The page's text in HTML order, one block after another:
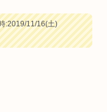
:2019/11/16(土)